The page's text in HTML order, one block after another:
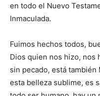
en todo el Nuevo
Inmaculada.
Fuimos hechos todos,
Dios quien nos hizo, nos
sin pecado, está
esta belleza sublime, es